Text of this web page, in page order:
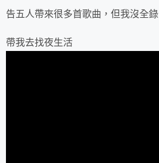
告五人帶來很多首歌曲，但我沒全錄
帶我去找夜生活